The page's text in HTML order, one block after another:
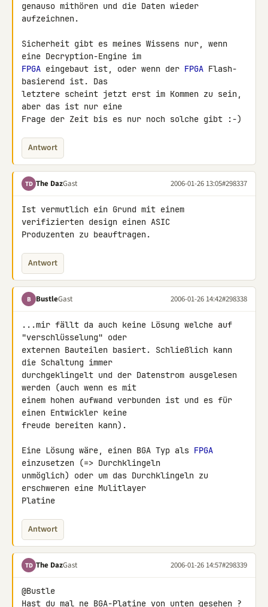
genauso mithören und die Daten wieder
aufzeichnen.
Sicherheit gibt es meines Wissens nur, wenn
FPGA eingebaut ist, oder wenn der FPGA Flash-
basierend ist. Das
letztere scheint jetzt erst im Kommen zu sein,
aber das ist nur eine
Frage der Zeit bis es nur noch solche gibt :-)
Antwort
TD The DazGast 2006-01-26 13:05#298337
Ist vermutlich ein Grund mit einem
verifizierten design einen ASIC
Produzenten zu beauftragen.
Antwort
B BustleGast 2006-01-26 14:42#298338
...mir fällt da auch keine Lösung welche auf
"verschlüsselung" oder
externen Bauteilen basiert. Schließlich kann
die Schaltung immer
durchgeklingelt und der Datenstrom ausgelesen
werden (auch wenn es mit
einem hohen aufwand verbunden ist und es für
einen Entwickler keine
freude bereiten kann).
Eine Lösung wäre, einen BGA Typ als FPGA
einzusetzen (=> Durchklingeln
unmöglich) oder um das Durchklingeln zu
erschweren eine Mulitlayer
Platine
Antwort
TD The DazGast 2006-01-26 14:57#298339
@Bustle
Hast du mal ne BGA-Platine von unten gesehen ?